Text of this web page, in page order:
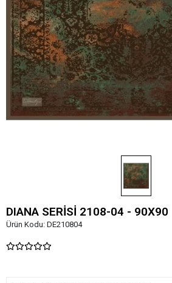
DIANA SERİSİ 2108-04 - 90X90
Ürün Kodu: DE210804